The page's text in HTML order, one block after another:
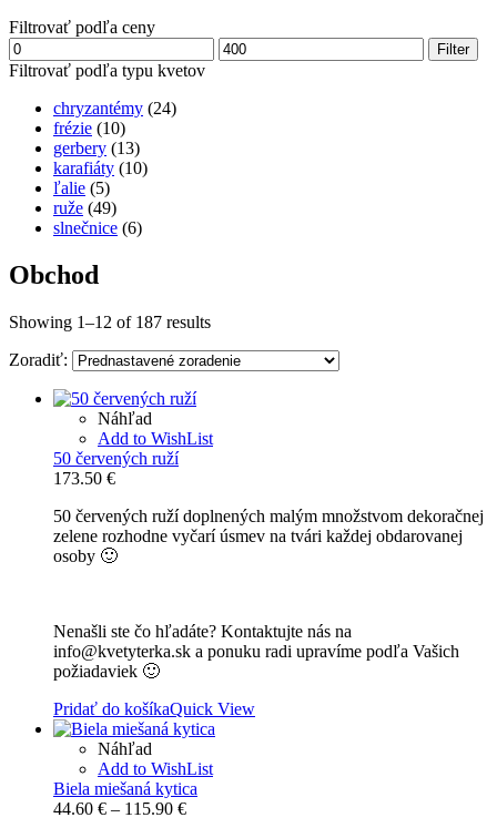
Filtrovať podľa ceny
Minimálna
cena
Maximálna
cena
Filter
Filtrovať podľa typu kvetov
chryzantémy (24)
frézie (10)
gerbery (13)
karafiáty (10)
ľalie (5)
ruže (49)
slnečnice (6)
Obchod
Showing 1–12 of 187 results
Zoradiť:
Náhľad
Add to WishList
50 červených ruží
173.50 €
50 červených ruží doplnených malým množstvom dekoračnej
zelene rozhodne vyčarí úsmev na tvári každej obdarovanej
osoby 🙂
Nenašli ste čo hľadáte? Kontaktujte nás na
info@kvetyterka.sk a ponuku radi upravíme podľa Vašich
požiadaviek 🙂
Pridať do košíkaQuick View
Náhľad
Add to WishList
Biela miešaná kytica
44.60 € – 115.90 €Price